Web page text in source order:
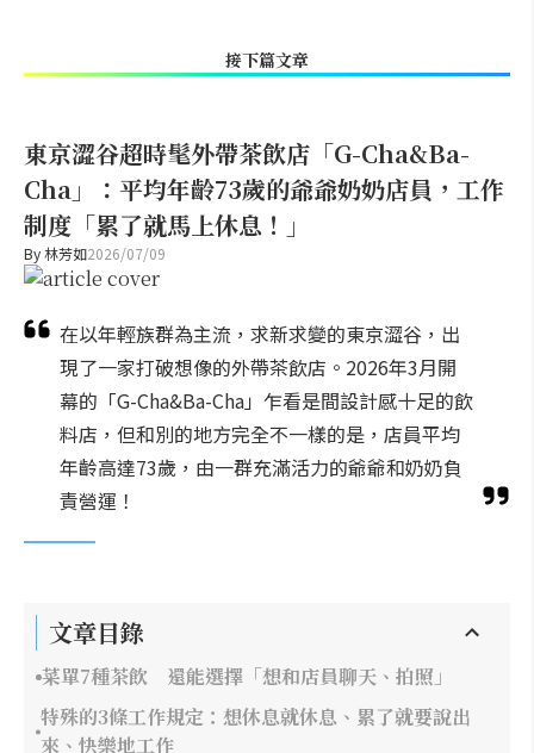
接下篇文章
東京澀谷超時髦外帶茶飲店「G-Cha&Ba-
Cha」：平均年齡73歲的爺爺奶奶店員，工作
制度「累了就馬上休息！」
By林芳如2026/07/09
在以年輕族群為主流，求新求變的東京澀谷，出
現了一家打破想像的外帶茶飲店。2026年3月開
幕的「G-Cha&Ba-Cha」乍看是間設計感十足的飲
料店，但和別的地方完全不一樣的是，店員平均
年齡高達73歲，由一群充滿活力的爺爺和奶奶負
責營運！
文章目錄
菜單7種茶飲 還能選擇「想和店員聊天、拍照」
特殊的3條工作規定：想休息就休息、累了就要說出
來、快樂地工作